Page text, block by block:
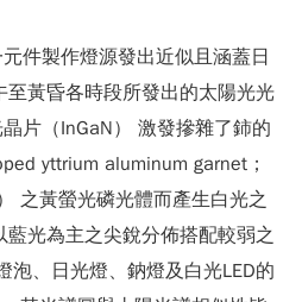
件製作燈源發出近似且涵蓋日
黃昏各時段所發出的太陽光光
片（InGaN） 激發摻雜了鈰的
yttrium aluminum garnet；
之黃螢光磷光體而產生白光之
光為主之尖銳分佈搭配較弱之
泡、日光燈、鈉燈及白光LED的